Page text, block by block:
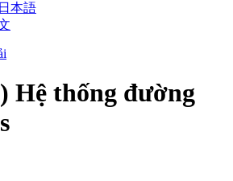
日本語
Hệ thống đường